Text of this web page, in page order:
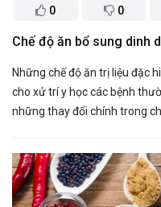
0 0
​Chế độ ăn bổ sung dinh
Những chế độ ăn trị liệu đặc
cho xử trí y học các bệnh
những thay đổi chính trong